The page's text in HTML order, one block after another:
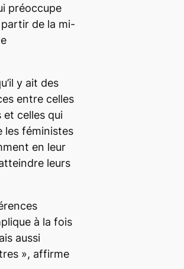
préoccupe
partir de la mi-
y ait des
entre celles
celles qui
les féministes
en leur
leurs
à la fois
aussi
», affirme